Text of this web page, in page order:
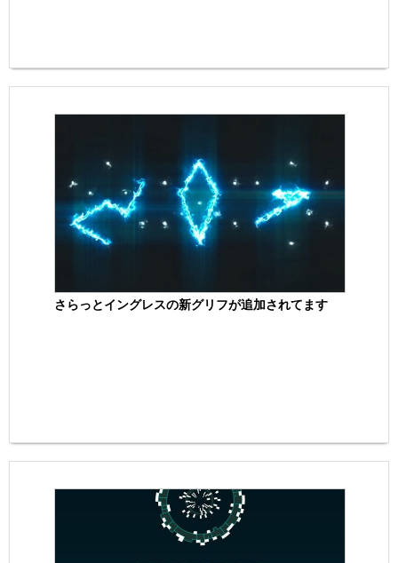
さらっとイングレスの新グリフが追加されてます